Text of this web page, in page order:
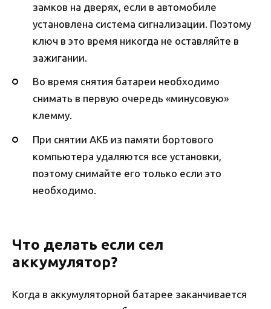
замков на дверях, если в автомобиле
установлена система сигнализации. Поэтому
ключ в это время никогда не оставляйте в
зажигании.
Во время снятия батареи необходимо
снимать в первую очередь «минусовую»
клемму.
При снятии АКБ из памяти бортового
компьютера удаляются все установки,
поэтому снимайте его только если это
необходимо.
Что делать если сел
аккумулятор?
Когда в аккумуляторной батарее заканчивается